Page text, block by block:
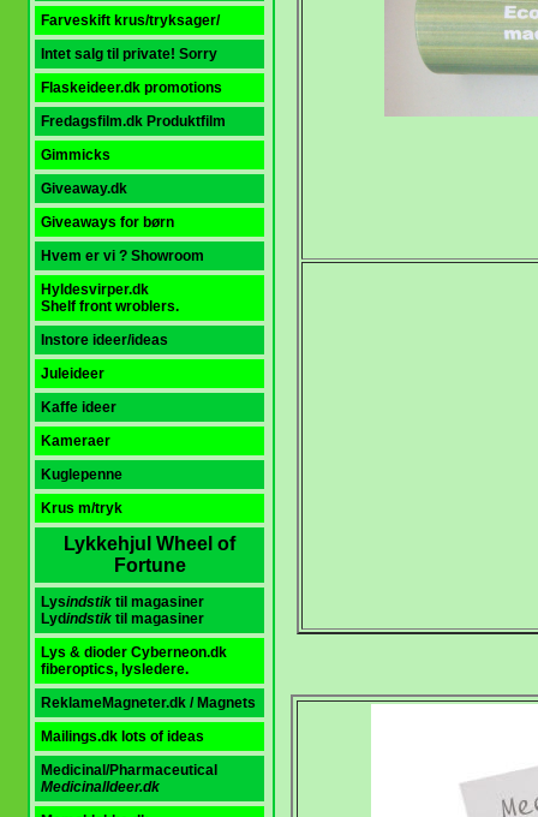
Farveskift krus/tryksager/
Intet salg til private! Sorry
Flaskeideer.dk promotions
Fredagsfilm.dk Produktfilm
Gimmicks
Giveaway.dk
Giveaways for børn
Hvem er vi ? Showroom
Hyldesvirper.dk
Shelf front wroblers.
Instore ideer/ideas
Juleideer
Kaffe ideer
Kameraer
Kuglepenne
Krus m/tryk
Lykkehjul Wheel of
Fortune
Lysindstik til magasiner
Lydindstik til magasiner
Lys & dioder Cyberneon.dk
fiberoptics, lysledere.
ReklameMagneter.dk / Magnets
Mailings.dk lots of ideas
Medicinal/Pharmaceutica
MedicinalIdeer.dk